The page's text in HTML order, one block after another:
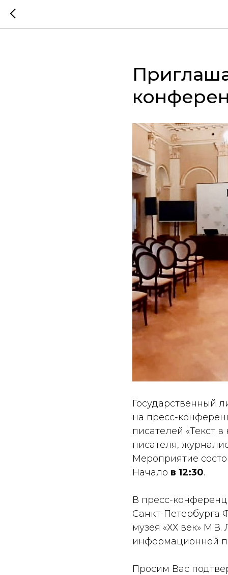
Государственный
на пресс-
писателей «Текст
писателя,
Мероприятие
Начало в 12:30.
В пресс-
Санкт-Петербурга
музея «ХХ век»
информационной
Просим Вас